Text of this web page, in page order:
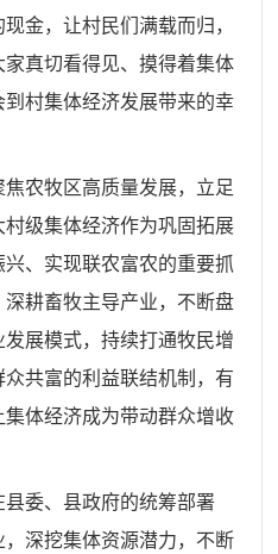
金，让村民们满载而归，
真切看得见、摸得着集体
村集体经济发展带来的幸
农牧区高质量发展，立足
级集体经济作为巩固拓展
、实现联农富农的重要抓
耕畜牧主导产业，不断盘
展模式，持续打通牧民增
共富的利益联结机制，有
体经济成为带动群众增收
委、县政府的统筹部署
深挖集体资源潜力，不断